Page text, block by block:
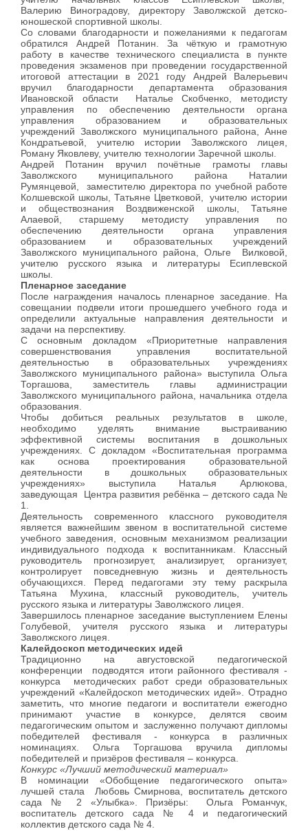
Валерию Виноградову, директору Заволжской детско-
юношеской спортивной школы.
Со словами благодарности и пожеланиями к педагогам
обратился Андрей Потанин. За чёткую и грамотную
работу в качестве технического специалиста в пункте
проведения экзаменов при проведении государственной
итоговой аттестации в 2021 году Андрей Валерьевич
вручил благодарности департамента образования
Ивановской области Наталье Скобченко, методисту
управления по обеспечению деятельности органа
управления образованием и образовательных
учреждений Заволжского муниципального района, Анне
Кондратьевой, учителю истории Заволжского лицея,
Роману Яковлеву, учителю технологии Заречной школы.
Андрей Потанин вручил почётные грамоты главы
Заволжского муниципального района Наталии
Румянцевой, заместителю директора по учебной работе
Колшевской школы, Татьяне Цветковой, учителю истории
и обществознания Воздвиженской школы, Татьяне
Алаевой, старшему методисту управления по
обеспечению деятельности органа управления
образованием и образовательных учреждений
Заволжского муниципального района, Ольге Вилковой,
учителю русского языка и литературы Есиплевской
школы.
Пленарное заседание
После награждения началось пленарное заседание. На
совещании подвели итоги прошедшего учебного года и
определили актуальные направления деятельности и
задачи на перспективу.
С основным докладом «Приоритетные направления
совершенствования управления воспитательной
деятельностью в образовательных учреждениях
Заволжского муниципального района» выступила Ольга
Торгашова, заместитель главы администрации
Заволжского муниципального района, начальника отдела
образования.
Чтобы добиться реальных результатов в школе,
необходимо уделять внимание выстраиванию
эффективной системы воспитания в дошкольных
учреждениях. С докладом «Воспитательная программа
как основа проектирования образовательной
деятельности в дошкольных образовательных
учреждениях» выступила Наталья Арлюкова,
заведующая Центра развития ребёнка – детского сада №
1.
Деятельность современного классного руководителя
является важнейшим звеном в воспитательной системе
учебного заведения, основным механизмом реализации
индивидуального подхода к воспитанникам. Классный
руководитель прогнозирует, анализирует, организует,
контролирует повседневную жизнь и деятельность
обучающихся. Перед педагогами эту тему раскрыла
Татьяна Мухина, классный руководитель, учитель
русского языка и литературы Заволжского лицея.
Завершилось пленарное заседание выступлением Елены
Голубевой, учителя русского языка и литературы
Заволжского лицея.
Калейдоскоп методических идей
Традиционно на августовской педагогической
конференции подводятся итоги районного фестиваля -
конкурса методических работ среди образовательных
учреждений «Калейдоскоп методических идей». Отрадно
заметить, что многие педагоги и воспитатели ежегодно
принимают участие в конкурсе, делятся своим
педагогическим опытом и заслуженно получают дипломы
победителей фестиваля - конкурса в различных
номинациях. Ольга Торгашова вручила дипломы
победителей и призёров фестиваля – конкурса.
Конкурс «Лучший методический материал»
В номинации «Обобщение педагогического опыта»
лучшей стала Любовь Смирнова, воспитатель детского
сада № 2 «Улыбка». Призёры: Ольга Романчук,
воспитатель детского сада № 4 и педагогический
коллектив детского сада № 4.